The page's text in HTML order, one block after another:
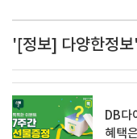
'[정보] 다양한정
DB다
혜택